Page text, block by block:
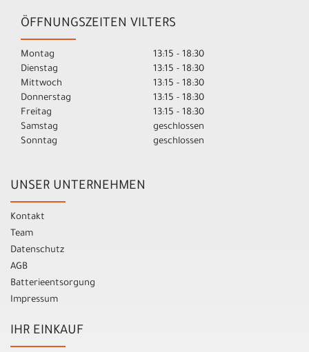
ÖFFNUNGSZEITEN VILTERS
Montag
13:15 - 18:30
Dienstag
13:15 - 18:30
Mittwoch
13:15 - 18:30
Donnerstag
13:15 - 18:30
Freitag
13:15 - 18:30
Samstag
geschlossen
Sonntag
geschlossen
UNSER UNTERNEHMEN
Kontakt
Team
Datenschutz
AGB
Batterieentsorgung
Impressum
IHR EINKAUF